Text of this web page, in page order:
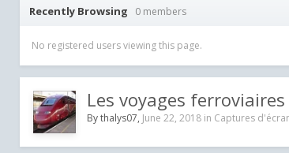
Recently Browsing 0 members
No registered users viewing this page.
Les voyages
Bythalys07, June 22, 2018 in Captures